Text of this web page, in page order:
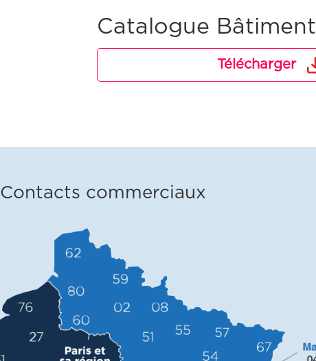
Catalogue Bâtiment
Télécharger
Contacts commerciaux